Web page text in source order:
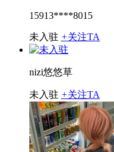
15913****8015
未入驻 +关注TA
nizi悠悠草
未入驻 +关注TA